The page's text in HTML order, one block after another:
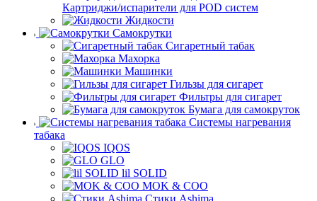
Картриджи/испарители для POD систем
Жидкости
Самокрутки
Сигаретный табак
Махорка
Машинки
Гильзы для сигарет
Фильтры для сигарет
Бумага для самокруток
Системы нагревания
табака
IQOS
GLO
lil SOLID
MOK & COO
Стики Ashima